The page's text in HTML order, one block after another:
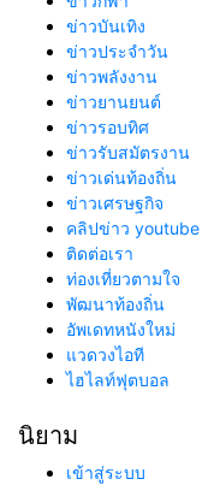
ข่าวบันเทิง
ข่าวประจำวัน
ข่าวพลังงาน
ข่าวยานยนต์
ข่าวรอบทิศ
ข่าวรับสมัตรงาน
ข่าวเด่นท้องถิ่น
ข่าวเศรษฐกิจ
คลิปข่าว youtube
ติดต่อเรา
ท่องเที่ยวตามใจ
พัฒนาท้องถิ่น
อัพเดทหนังใหม่
แวดวงไอที
ไฮไลท์ฟุตบอล
นิยาม
เข้าสู่ระบบ